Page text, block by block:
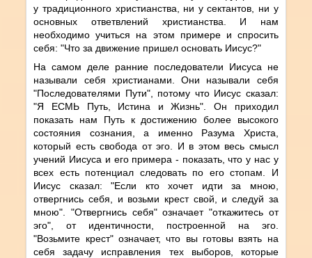
у традиционного христианства, ни у сектантов, ни у
основных ответвлений христианства. И нам
необходимо учиться на этом примере и спросить
себя: "Что за движение пришел основать Иисус?"
На самом деле ранние последователи Иисуса не
называли себя христианами. Они называли себя
"Последователями Пути", потому что Иисус сказал:
"Я ЕСМЬ Путь, Истина и Жизнь". Он приходил
показать нам Путь к достижению более высокого
состояния сознания, а именно Разума Христа,
который есть свобода от эго. И в этом весь смысл
учений Иисуса и его примера - показать, что у нас у
всех есть потенциал следовать по его стопам. И
Иисус сказал: "Если кто хочет идти за мною,
отвергнись себя, и возьми крест свой, и следуй за
мною". "Отвергнись себя" означает "откажитесь от
эго", от идентичности, построенной на эго.
"Возьмите крест" означает, что вы готовы взять на
себя задачу исправления тех выборов, которые